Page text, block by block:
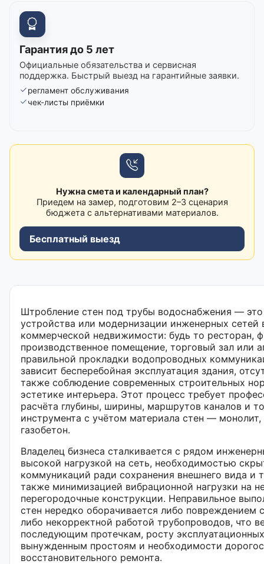
Гарантия до 5 лет
Официальные обязательства и сервисная
поддержка. Быстрый выезд на гарантийные заявки.
регламент обслуживания
чек-листы приёмки
Нужна смета и календарный план?
Приедем на замер, подготовим 2–3 сценария
бюджета с альтернативами материалов.
Бесплатный выезд
Штробление стен под трубы водоснабжения —
устройства или модернизации инженерных сетей
коммерческой недвижимости: будь то ресторан,
производственное помещение, торговый зал или
правильной прокладки водопроводных
зависит бесперебойная эксплуатация здания,
также соблюдение современных строительных
эстетике интерьера. Этот процесс требует
расчёта глубины, ширины, маршрутов каналов и
инструмента с учётом материала стен — монолит,
газобетон.
Владелец бизнеса сталкивается с рядом
высокой нагрузкой на сеть, необходимостью
коммуникаций ради сохранения внешнего вида и
также минимизацией вибрационной нагрузки на
перегородочные конструкции. Неправильное
стен нередко оборачивается либо повреждением
либо некорректной работой трубопроводов, что
последующим протечкам, росту
вынужденным простоям и необходимости
восстановительного ремонта.